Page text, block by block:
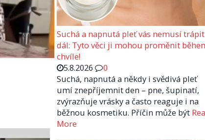
Suchá a napnutá pleť vás nemusí trápit
dál: Tyto věci ji mohou proměnit
chvíle!
5.8.2026
0
Suchá, napnutá a někdy i svědivá pleť
umí znepříjemnit den – pne, šupinatí,
zvýrazňuje vrásky a často reaguje i na
běžnou kosmetiku. Příčin může být
More